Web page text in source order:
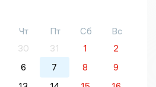
Чт Пт Сб
Вс
30 31 1
2
6 7 8
9